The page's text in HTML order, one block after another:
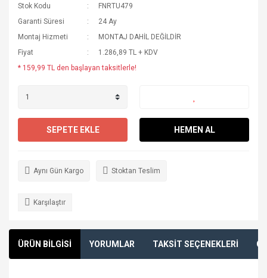
Stok Kodu
FNRTU479
Garanti Süresi
24 Ay
Montaj Hizmeti
MONTAJ DAHİL DEĞİLDİR
Fiyat
1.286,89 TL + KDV
* 159,99 TL den başlayan taksitlerle!
SEPETE EKLE HEMEN AL
Aynı Gün Kargo Stoktan Teslim
Karşılaştır
ÜRÜN BİLGİSİ YORUMLAR TAKSİT SEÇENEKLERİ